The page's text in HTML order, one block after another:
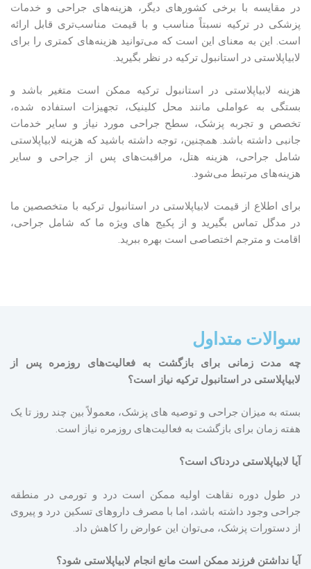
در مقایسه با برخی کشورهای دیگر، هزینه‌های جراحی و خدمات
پزشکی در ترکیه نسبتاً مناسب و با قیمت مناسب‌تری قابل ارائه
است. این به معنای این است که می‌توانید هزینه‌های کمتری را برای
لابیاپلاستی در استانبول ترکیه در نظر بگیرید.
هزینه لابیاپلاستی در استانبول ترکیه ممکن است متغیر باشد و
بستگی به عواملی مانند محل کلینیک، تجهیزات استفاده شده،
تخصص و تجربه پزشک، سطح جراحی مورد نیاز و سایر خدمات
جانبی داشته باشد. همچنین، توجه داشته باشید که هزینه لابیاپلاستی
شامل جراحی، هزینه هتل، مراقبت‌های پس از جراحی و سایر
هزینه‌های مرتبط می‌شود.
برای اطلاع از قیمت لابیاپلاستی در استانبول ترکیه با متخصصین ما
در مدگل تماس بگیرید و از پکیج های ویژه ما که شامل جراحی،
اقامت و مترجم اختصاصی است بهره ببرید.
سوالات متداول
چه مدت زمانی برای بازگشت به فعالیت‌های روزمره پس از
لابیاپلاستی در استانبول ترکیه نیاز است؟
بسته به میزان جراحی و توصیه های پزشک، معمولاً بین چند روز تا یک
هفته زمان برای بازگشت به فعالیت‌های روزمره نیاز است.
آیا لابیاپلاستی دردناک است؟
در طول دوره نقاهت اولیه ممکن است درد و تورمی در منطقه
جراحی وجود داشته باشد، اما با مصرف داروهای تسکین درد و پیروی
از دستورات پزشک، می‌توان این عوارض را کاهش داد.
آیا نداشتن فرزند ممکن است مانع انجام لابیاپلاستی شود؟